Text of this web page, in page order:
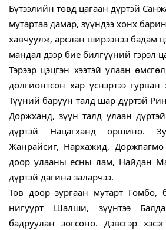
Бүтээлийн төвд цагаан дүртэй
мутартаа дамар, зүүндээ хонх
хавчуулж, арслан ширээнээ бадам
мандал дээр бие билгүүний гэрэл
Тэрээр цэцгэн хээтэй улаан
долгионтсон хар үснэртээ
Түүний баруун талд шар дүртэй
Доржханд, зүүн талд улаан
дүртэй Нацагханд оршино.
Жанрайсиг, Нархажид, Доржпагмо
доор улааны ёсны лам, Найдан
дүртэй дагина заларчээ.
Төв доор зургаан мутарт Гомбо,
нигуурт Шалши, зүүнтээ
бадруулан зогсоно. Дэвсгэр